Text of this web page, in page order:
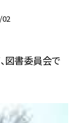
図書委員会で